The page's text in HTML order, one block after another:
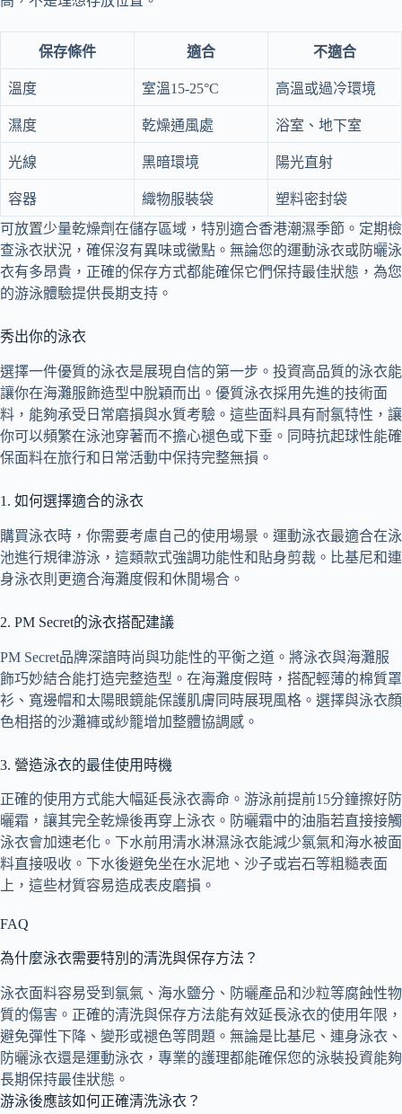
保存條件 適合 不適合
溫度 室溫15-25°C 高溫或過冷環境
濕度 乾燥通風處 浴室、地下室
光線 黑暗環境 陽光直射
容器 織物服裝袋
塑料密封袋
可放置少量乾燥劑在儲存區域，特別適合香港潮濕季節。定期檢
查泳衣狀況，確保沒有異味或黴點。無論您的運動泳衣或防曬泳
衣有多昂貴，正確的保存方式都能確保它們保持最佳狀態，為您
的游泳體驗提供長期支持。
秀出你的泳衣
選擇一件優質的泳衣是展現自信的第一步。投資高品質的泳衣能
讓你在海灘服飾造型中脫穎而出。優質泳衣採用先進的技術面
料，能夠承受日常磨損與水質考驗。這些面料具有耐氯特性，讓
你可以頻繁在泳池穿著而不擔心褪色或下垂。同時抗起球性能確
保面料在旅行和日常活動中保持完整無損。
1. 如何選擇適合的泳衣
購買泳衣時，你需要考慮自己的使用場景。運動泳衣最適合在泳
池進行規律游泳，這類款式強調功能性和貼身剪裁。比基尼和連
身泳衣則更適合海灘度假和休閒場合。
2. PM Secret的泳衣搭配建議
PM Secret品牌深諳時尚與功能性的平衡之道。將泳衣與海灘服
飾巧妙結合能打造完整造型。在海灘度假時，搭配輕薄的棉質罩
衫、寬邊帽和太陽眼鏡能保護肌膚同時展現風格。選擇與泳衣顏
色相搭的沙灘褲或紗籠增加整體協調感。
3. 營造泳衣的最佳使用時機
正確的使用方式能大幅延長泳衣壽命。游泳前提前15分鐘擦好防
曬霜，讓其完全乾燥後再穿上泳衣。防曬霜中的油脂若直接接觸
泳衣會加速老化。下水前用清水淋濕泳衣能減少氯氣和海水被面
料直接吸收。下水後避免坐在水泥地、沙子或岩石等粗糙表面
上，這些材質容易造成表皮磨損。
FAQ
為什麼泳衣需要特別的清洗與保存方法？
泳衣面料容易受到氯氣、海水鹽分、防曬產品和沙粒等腐蝕性物
質的傷害。正確的清洗與保存方法能有效延長泳衣的使用年限，
避免彈性下降、變形或褪色等問題。無論是比基尼、連身泳衣、
防曬泳衣還是運動泳衣，專業的護理都能確保您的泳裝投資能夠
長期保持最佳狀態。
游泳後應該如何正確清洗泳衣？